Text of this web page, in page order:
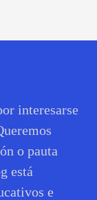
interesarse
o pauta
está
e